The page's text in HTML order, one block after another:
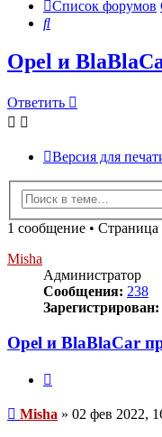
Список форумов
Поиск
Opel и
Ответить
Версия для
1 сообщение • Страница
Misha
Администратор
Сообщения: 238
Зарегистрирован:
Opel и BlaBlaCar
Сообщение
Misha » 02 фев 2022,